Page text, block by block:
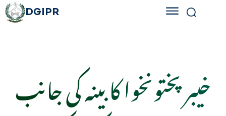
DGIPR
خیبر پختونخوا کابینہ کی جانب